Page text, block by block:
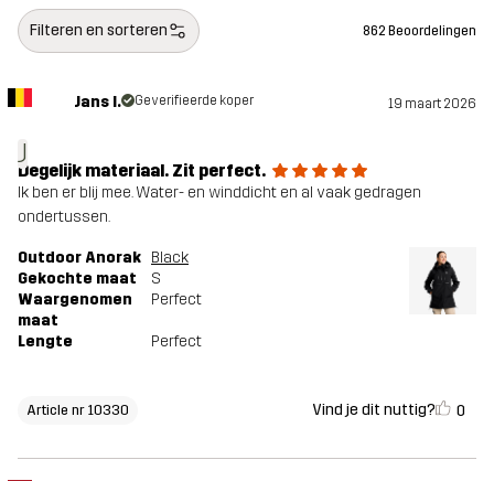
Filteren en sorteren 862 Beoordelingen
J
Jans I. Geverifieerde koper 19 maart 2026
Degelijk materiaal. Zit perfect.
Ik ben er blij mee. Water- en winddicht en al vaak gedragen
ondertussen.
Outdoor Anorak Black
Gekochte maat
S
Waargenomen
maat
Perfect
Lengte Perfect
Article nr 10330 Vind je dit nuttig? 0